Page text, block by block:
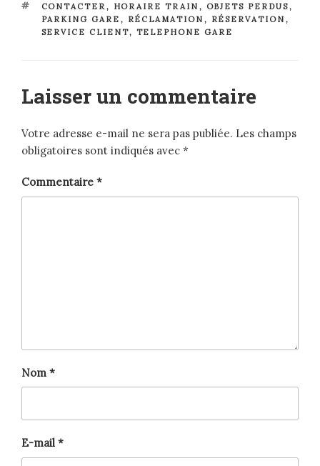
ÉTIQUETTES
CONTACTER, HORAIRE TRAIN , OBJETS PERDUS,
PARKING GARE , RÉCLAMATION , RÉSERVATION ,
SERVICE CLIENT, TELEPHONE GARE
Laisser un commentaire
Votre adresse e-mail ne sera pas publiée. Les champs
obligatoires sont indiqués avec *
Commentaire *
Nom *
E-mail *